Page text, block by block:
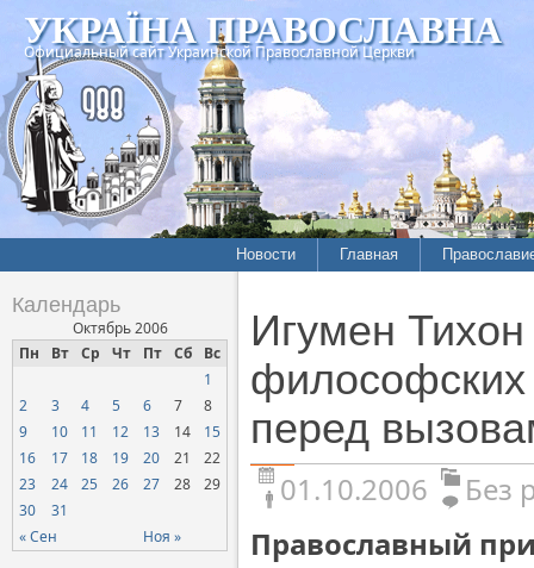
УКРАЇНА ПРАВОСЛАВНА
Официальный сайт Украинской Православной Церкви
Новости Главная
Календарь
Октябрь 2006
Пн
Вт Ср Чт Пт Сб Вс
« Сен Ноя »
1
2
3 4 5 6 7
8
9
10 11 12 13 14
15
16
17 18 19 20 21
22
23
24 25 26 27 28
29
30
31
Игумен
философских
перед
01.10.2006
Без
Православный